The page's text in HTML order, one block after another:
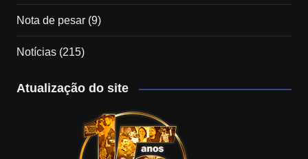
Nota de pesar(9)
Notícias(215)
Atualização do site